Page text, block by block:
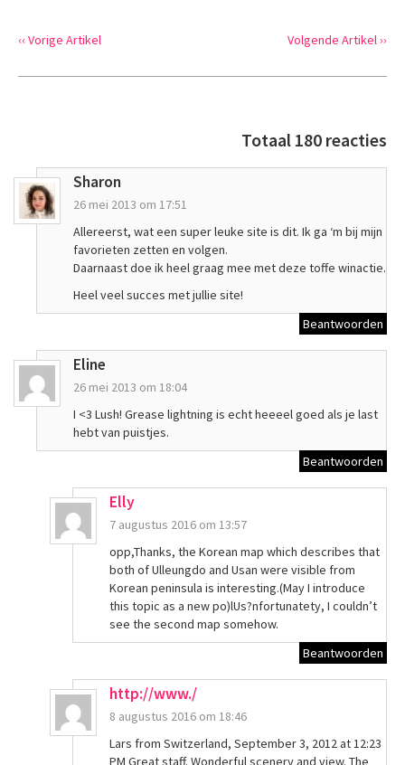
‹‹ Vorige Artikel Volgende Artikel ››
Totaal 180 reacties
Sharon
26 mei 2013 om 17:51
Allereerst, wat een super leuke site is dit. Ik ga ‘m bij mijn
favorieten zetten en volgen.
Daarnaast doe ik heel graag mee met deze toffe winactie.
Heel veel succes met jullie site!
Beantwoorden
Eline
26 mei 2013 om 18:04
I <3 Lush! Grease lightning is echt heeeel goed als je last
hebt van puistjes.
Beantwoorden
Elly
7 augustus 2016 om 13:57
opp,Thanks, the Korean map which describes that
both of Ulleungdo and Usan were visible from
Korean peninsula is interesting.(May I introduce
this topic as a new po)lUs?nfortunatety, I couldn’t
see the second map somehow.
Beantwoorden
http://www./
8 augustus 2016 om 18:46
Lars from Switzerland, September 3, 2012 at 12:23
PM Great staff. Wonderful scenery and view. The